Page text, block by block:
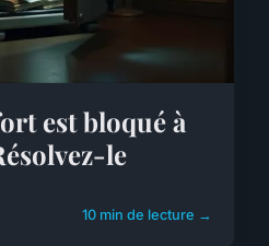
est bloqué à
le
10 min de lecture →